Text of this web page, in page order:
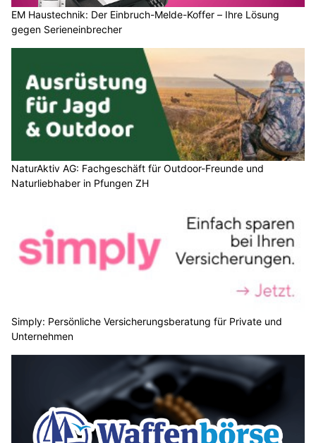
EM Haustechnik: Der Einbruch-Melde-Koffer – Ihre Lösung
gegen Serieneinbrecher
NaturAktiv AG: Fachgeschäft für Outdoor-Freunde und
Naturliebhaber in Pfungen ZH
Simply: Persönliche Versicherungsberatung für Private und
Unternehmen